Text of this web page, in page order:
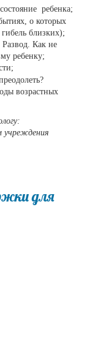
ребенка;
о которых
близких);
Как не
ребенку;
возрастных
учреждения
для